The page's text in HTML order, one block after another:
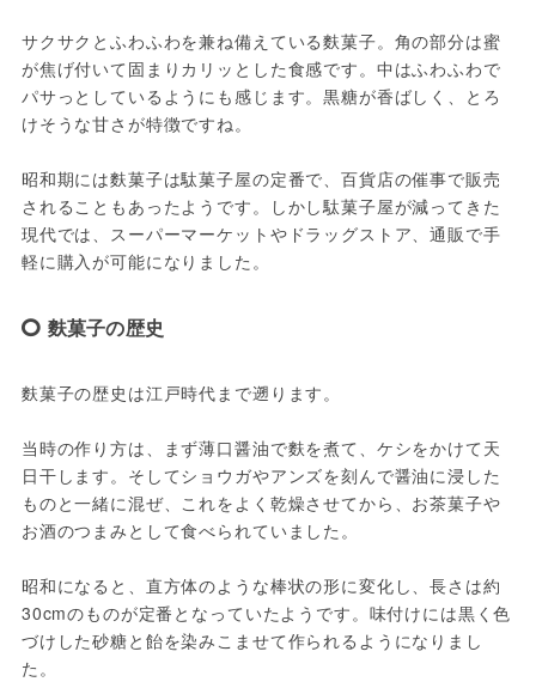
サクサクとふわふわを兼ね備えている麩菓子。角の部分は蜜
が焦げ付いて固まりカリッとした食感です。中はふわふわで
パサっとしているようにも感じます。黒糖が香ばしく、とろ
けそうな甘さが特徴ですね。
昭和期には麩菓子は駄菓子屋の定番で、百貨店の催事で販売
されることもあったようです。しかし駄菓子屋が減ってきた
現代では、スーパーマーケットやドラッグストア、通販で手
軽に購入が可能になりました。
麩菓子の歴史
麩菓子の歴史は江戸時代まで遡ります。
当時の作り方は、まず薄口醤油で麩を煮て、ケシをかけて天
日干します。そしてショウガやアンズを刻んで醤油に浸した
ものと一緒に混ぜ、これをよく乾燥させてから、お茶菓子や
お酒のつまみとして食べられていました。
昭和になると、直方体のような棒状の形に変化し、長さは約
30cmのものが定番となっていたようです。味付けには黒く色
づけした砂糖と飴を染みこませて作られるようになりまし
た。